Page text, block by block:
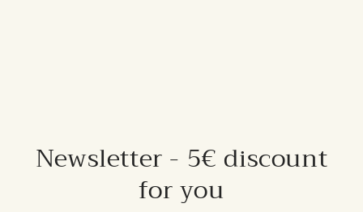
Newsletter - 5€ discount
for you